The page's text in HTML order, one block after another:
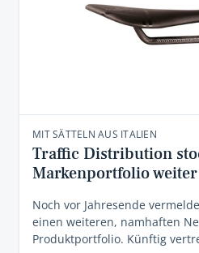
MIT SÄTTELN AUS ITALIEN
Traffic Distribution
Markenportfolio
Noch vor Jahresende
einen weiteren, namhaften
Produktportfolio. Künftig